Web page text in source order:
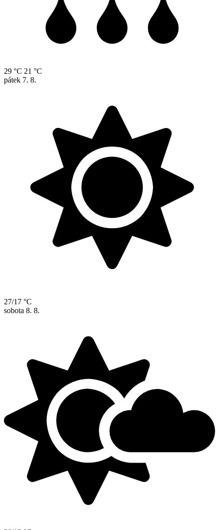
29 °C 21 °C
pátek 7. 8.
27/17 °C
sobota 8. 8.